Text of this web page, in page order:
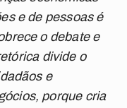
e de pessoas é
o debate e
divide o
e
porque cria